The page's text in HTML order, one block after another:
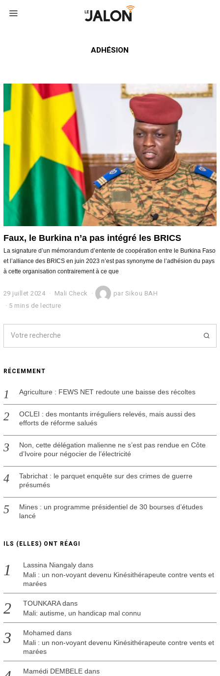
ADHÉSION
Faux, le Burkina n’a pas intégré les BRICS
La signature d’un mémorandum d’entente de coopération entre le Burkina Faso
et l’alliance des BRICS en juin 2023 n’est pas synonyme de l’adhésion du pays
à cette organisation contrairement à ce que
29 juillet 2024
9
j
l
l
2
Mali Check par Sikou BAH
5 mins de lecture
RÉCEMMENT
Agriculture : FEWS NET redoute une baisse des récoltes
OCLEI : des montants irréguliers relevés, mais aussi des
efforts de réforme salués
Non, cette délégation malienne ne s’est pas rendue en Côte
d’Ivoire pour négocier de l’électricité
Tabrichat : le parquet enquête sur des crimes de guerre
présumés
Mines : un programme présidentiel de 30 bourses d’études
lancé
ILS (ELLES) ONT RÉAGI
Lassina Niangalydans
Mali : un non-voyant devenu Kinésithérapeute contre vents et
marées
TOUNKARAdans
Mali: autisme, un handicap mal connu
Mohamed dans
Mali : un non-voyant devenu Kinésithérapeute contre vents et
marées
Mamédi DEMBELEdans